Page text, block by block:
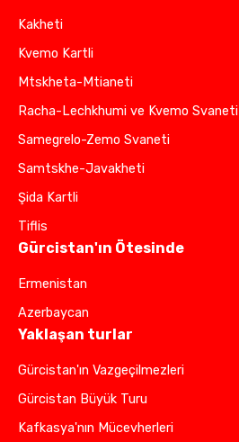
Kakheti
Kvemo Kartli
Mtskheta-Mtianeti
Racha-Lechkhumi ve Kvemo Svaneti
Samegrelo-Zemo Svaneti
Samtskhe-Javakheti
Şida Kartli
Tiflis
Gürcistan'ın Ötesinde
Ermenistan
Azerbaycan
Yaklaşan turlar
Gürcistan'ın Vazgeçilmezleri
Gürcistan Büyük Turu
Kafkasya'nın Mücevherleri